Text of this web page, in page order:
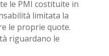
le PMI costituite in
limitata la
le proprie quote.
riguardano le